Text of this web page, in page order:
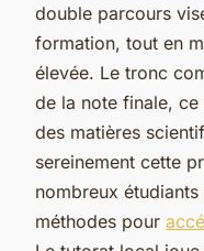
double parcours
formation, tout en
élevée. Le tronc
de la note finale,
des matières
sereinement cette
nombreux
méthodes pour